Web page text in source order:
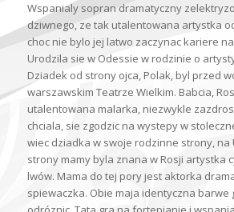
Wspanialy sopran dramatyczny
dziwnego, ze tak utalentowana artystka
choc nie bylo jej latwo zaczynac kariere
Urodzila sie w Odessie w rodzinie o
Dziadek od strony ojca, Polak, byl przed
warszawskim Teatrze Wielkim. Babcia,
utalentowana malarka, niezwykle
chciala, sie zgodzic na wystepy w
wiec dziadka w swoje rodzinne strony, na
strony mamy byla znana w Rosji artystka
lwów. Mama do tej pory jest aktorka
spiewaczka. Obie maja identyczna barwe